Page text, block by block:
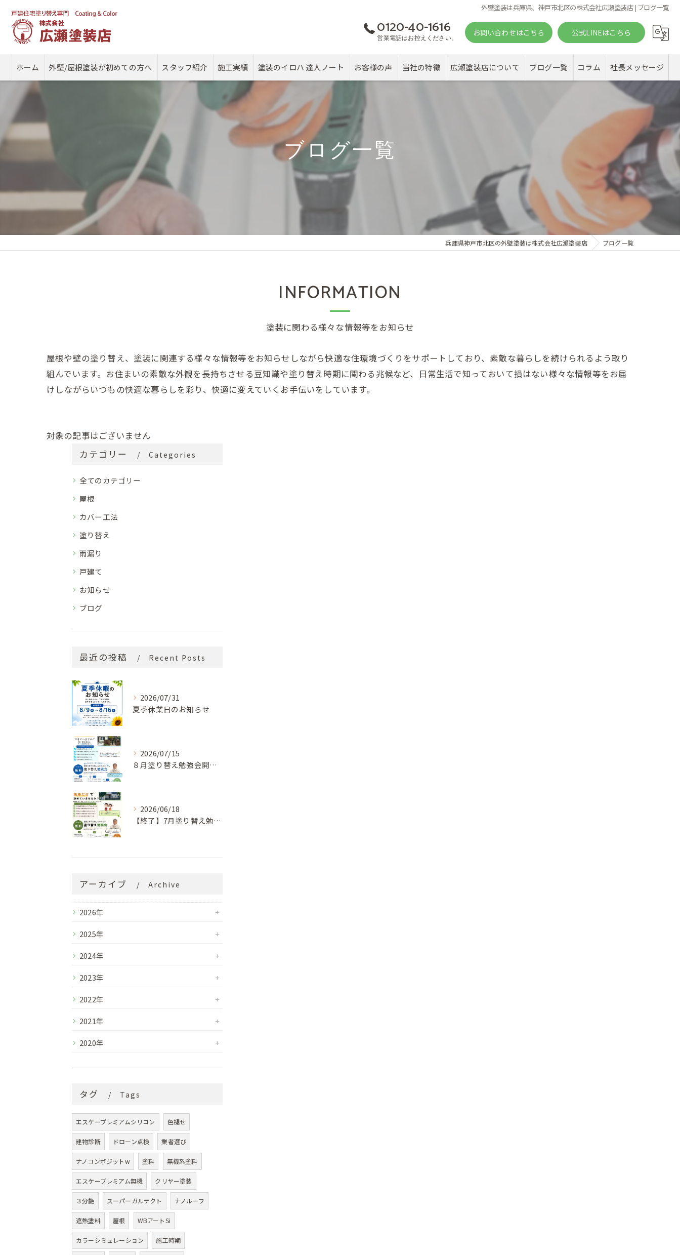
外壁塗装は兵庫県、神戸市北区の株式会社広瀬塗装店 | ブログ一覧
0120-40-1616
営業電話はお控えください。
お問い合わせはこちら 公式LINEはこちら
ホーム 外壁/屋根塗装が初めての方へ スタッフ紹介 施工実績 塗装のイロハ 達人ノート お客様の声 当社の特徴 広瀬塗装店について ブログ一覧 コラム 社長メッセージ
ブログ一覧
兵庫県神戸市北区の外壁塗装は株式会社広瀬塗装店 ブログ一覧
INFORMATION
塗装に関わる様々な情報等をお知らせ
屋根や壁の塗り替え、塗装に関連する様々な情報等をお知らせしながら快適な住環境づくりをサポートしており、素敵な暮らしを続けられるよう取り
組んでいます。お住まいの素敵な外観を長持ちさせる豆知識や塗り替え時期に関わる兆候など、日常生活で知っておいて損はない様々な情報等をお届
けしながらいつもの快適な暮らしを彩り、快適に変えていくお手伝いをしています。
対象の記事はございません
カテゴリー Categories
全てのカテゴリー
屋根
カバー工法
塗り替え
雨漏り
戸建て
お知らせ
ブログ
最近の投稿 Recent Posts
2026/07/31
夏季休業日のお知らせ
2026/07/15
８月塗り替え勉強会開催のお知らせ
2026/06/18
【終了】7月塗り替え勉強会のお知らせ
アーカイブ Archive
2026年
2025年
2024年
2023年
2022年
2021年
2020年
タグ Tags
エスケープレミアムシリコン 色褪せ
建物診断 ドローン点検 業者選び
ナノコンポジットw 塗料 無機系塗料
エスケープレミアム無機 クリヤー塗装
３分艶 スーパーガルテクト ナノルーフ
遮熱塗料 屋根 WBアートSi
カラーシミュレーション 施工時期